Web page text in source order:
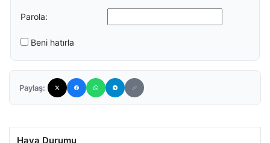
Parola:
Beni hatırla
Paylaş:
Hava Durumu